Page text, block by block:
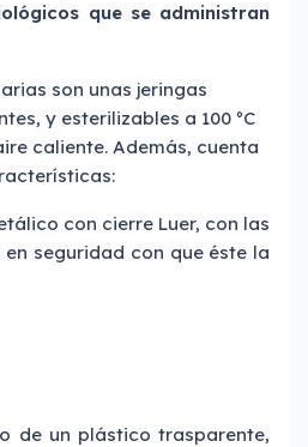
que se administran
son unas jeringas
y esterilizables a 100 ºC
caliente. Además, cuenta
con cierre Luer, con las
seguridad con que éste la
de un plástico trasparente,